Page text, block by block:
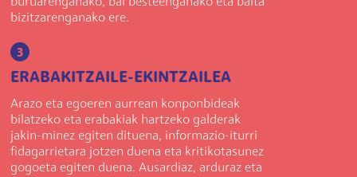
buruarenganako, bai besteenganako eta baita
bizitzarenganako ere.
3
ERABAKITZAILE-EKINTZAILEA
Arazo eta egoeren aurrean konponbideak
bilatzeko eta erabakiak hartzeko galderak
jakin-minez egiten dituena, informazio-iturri
fidagarrietara jotzen duena eta kritikotasunez
gogoeta egiten duena. Ausardiaz, arduraz eta